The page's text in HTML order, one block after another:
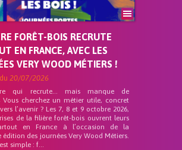
FORÊT-BOIS RECRUTE
EN FRANCE, AVEC LES
VERY WOOD MÉTIERS !
20/07/2026
qui recrute… mais manque de
Vous cherchez un métier utile, concret
l’avenir ? Les 7, 8 et 9 octobre 2026,
de la filière forêt-bois ouvrent leurs
en France à l’occasion de la
édition des journées Very Wood Métiers.
simple : f...